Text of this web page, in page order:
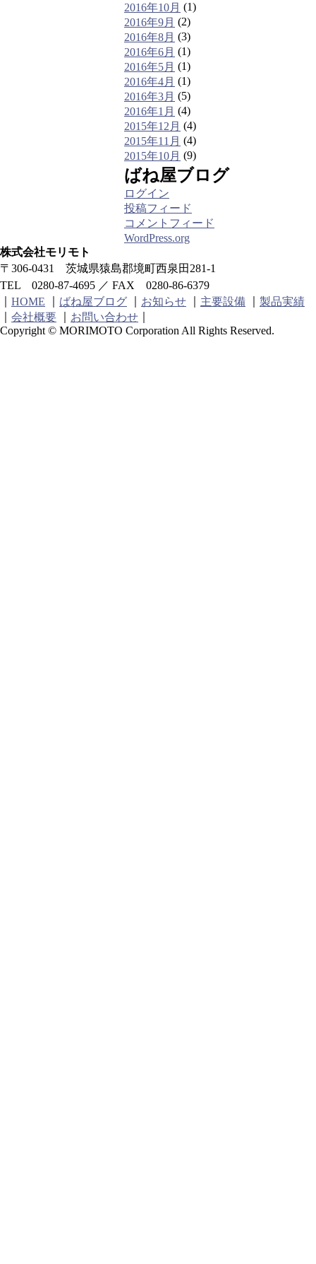
2016年10月 (1)
2016年9月 (2)
2016年8月 (3)
2016年6月 (1)
2016年5月 (1)
2016年4月 (1)
2016年3月 (5)
2016年1月 (4)
2015年12月 (4)
2015年11月 (4)
2015年10月 (9)
ばね屋ブログ
ログイン
投稿フィード
コメントフィード
WordPress.org
株式会社モリモト
〒306-0431 茨城県猿島郡境町西泉田281-1
TEL 0280-87-4695 ／ FAX 0280-86-6379
HOME ばね屋ブログ お知らせ 主要設備
製品実績
会社概要 お問い合わせ
Copyright © MORIMOTO Corporation All Rights Reserved.